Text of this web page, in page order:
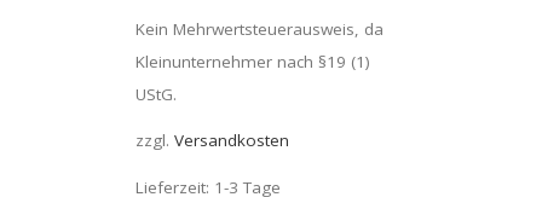
Kein Mehrwertsteuerausweis, da
Kleinunternehmer nach §19 (1)
UStG.
zzgl. Versandkosten
Lieferzeit: 1-3 Tage